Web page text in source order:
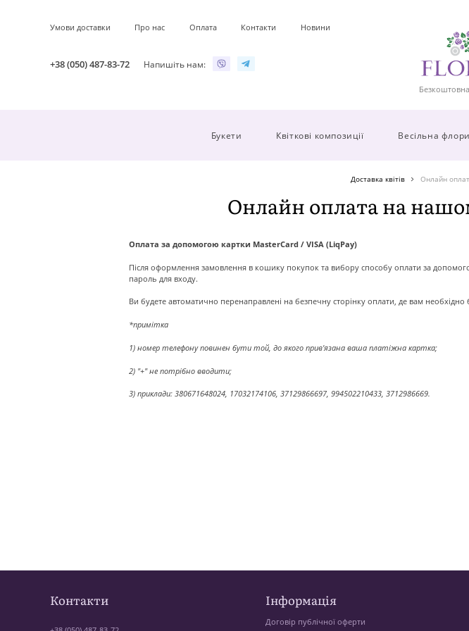
Умови доставки Про нас Оплата Контакти Новини
+38 (050) 487-83-72 Напишіть нам:
Безкоштовна
Букети Квіткові композиції Весільна
Доставка квітів Онлайн
Онлайн оплата на
Оплата за допомогою картки MasterCard / VISA (LiqPay)
Після оформлення замовлення в кошику покупок та вибору способу оплати за
пароль для входу.
Ви будете автоматично перенаправлені на безпечну сторінку оплати, де вам необхідно
*примітка
1) номер телефону повинен бути той, до якого прив'язана ваша платіжна картка;
2) "+" не потрібно вводити;
3) приклади: 380671648024, 17032174106, 37129866697, 994502210433, 3712986669.
Контакти Інформація
Договір публічної оферти